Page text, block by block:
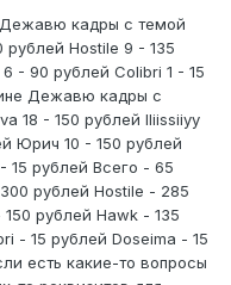
Дежавю кадры с темой
рублей Hostile 9 - 135
- 90 рублей Colibri 1 - 15
Дежавю кадры с
18 - 150 рублей lliissiiyy
Юрич 10 - 150 рублей
15 рублей Всего - 65
рублей Hostile - 285
рублей Hawk - 135
- 15 рублей Doseima - 15
есть какие-то вопросы